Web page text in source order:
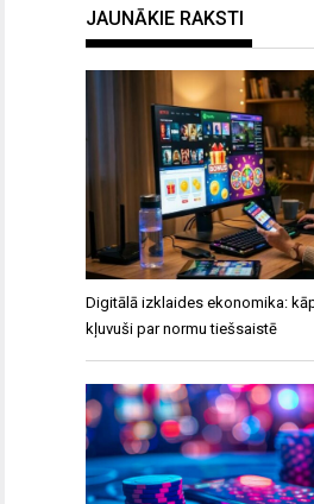
JAUNĀKIE RAKSTI
Digitālā izklaides ekonomika:
kļuvuši par normu tiešsaistē